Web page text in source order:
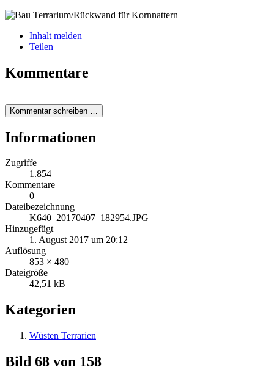
Inhalt melden
Teilen
Kommentare
Kommentar schreiben …
Informationen
Zugriffe
1.854
Kommentare
0
Dateibezeichnung
K640_20170407_182954.JPG
Hinzugefügt
1. August 2017 um 20:12
Auflösung
853 × 480
Dateigröße
42,51 kB
Kategorien
Wüsten Terrarien
Bild 68 von 158